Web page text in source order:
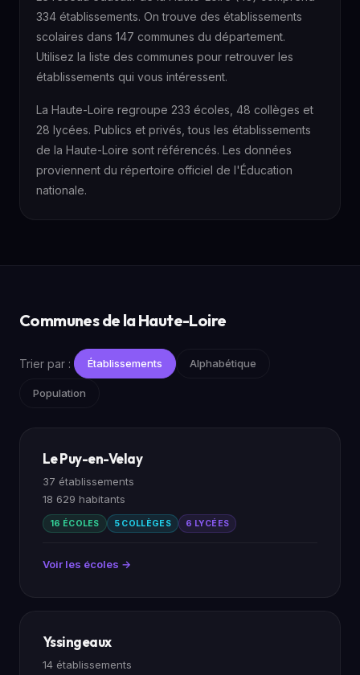
334 établissements. On trouve des établissements
scolaires dans 147 communes du département.
Utilisez la liste des communes pour retrouver les
établissements qui vous intéressent.
La Haute-Loire regroupe 233 écoles, 48 collèges et
28 lycées. Publics et privés, tous les établissements
de la Haute-Loire sont référencés. Les données
proviennent du répertoire officiel de l'Éducation
nationale.
Communes de la Haute-Loire
Trier par : Établissements Alphabétique
Population
Le Puy-en-Velay
37 établissements
18 629 habitants
16 ÉCOLES 5 COLLÈGES 6 LYCÉES
Voir les écoles →
Yssingeaux
14 établissements